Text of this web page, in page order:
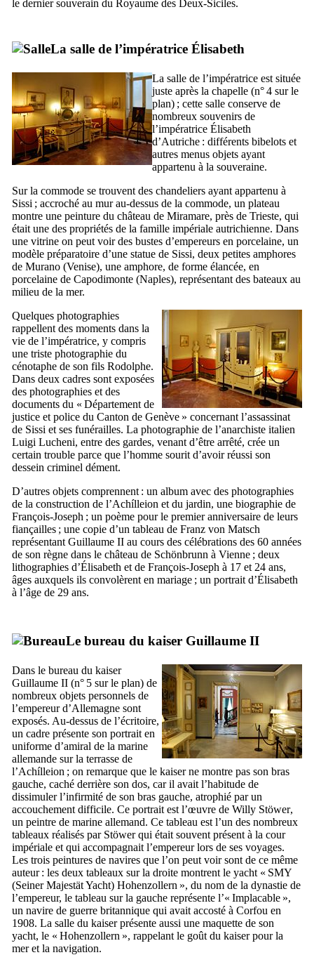
le dernier souverain du Royaume des Deux-Siciles.
La salle de l’impératrice Élisabeth
La salle de l’impératrice est située
juste après la chapelle (n° 4 sur le
plan) ; cette salle conserve de
nombreux souvenirs de
l’impératrice Élisabeth
d’Autriche : différents bibelots et
autres menus objets ayant
appartenu à la souveraine.
Sur la commode se trouvent des chandeliers ayant appartenu à
Sissi ; accroché au mur au-dessus de la commode, un plateau
montre une peinture du château de Miramare, près de Trieste, qui
était une des propriétés de la famille impériale autrichienne. Dans
une vitrine on peut voir des bustes d’empereurs en porcelaine, un
modèle préparatoire d’une statue de Sissi, deux petites amphores
de Murano (Venise), une amphore, de forme élancée, en
porcelaine de Capodimonte (Naples), représentant des bateaux au
milieu de la mer.
Quelques photographies
rappellent des moments dans la
vie de l’impératrice, y compris
une triste photographie du
cénotaphe de son fils Rodolphe.
Dans deux cadres sont exposées
des photographies et des
documents du « Département de
justice et police du Canton de Genève » concernant l’assassinat
de Sissi et ses funérailles. La photographie de l’anarchiste italien
Luigi Lucheni, entre des gardes, venant d’être arrêté, crée un
certain trouble parce que l’homme sourit d’avoir réussi son
dessein criminel dément.
D’autres objets comprennent : un album avec des photographies
de la construction de l’Achílleion et du jardin, une biographie de
François-Joseph ; un poème pour le premier anniversaire de leurs
fiançailles ; une copie d’un tableau de Franz von Matsch
représentant Guillaume II au cours des célébrations des 60 années
de son règne dans le château de Schönbrunn à Vienne ; deux
lithographies d’Élisabeth et de François-Joseph à 17 et 24 ans,
âges auxquels ils convolèrent en mariage ; un portrait d’Élisabeth
à l’âge de 29 ans.
Le bureau du kaiser Guillaume II
Dans le bureau du kaiser
Guillaume II (n° 5 sur le plan) de
nombreux objets personnels de
l’empereur d’Allemagne sont
exposés. Au-dessus de l’écritoire,
un cadre présente son portrait en
uniforme d’amiral de la marine
allemande sur la terrasse de
l’Achílleion ; on remarque que le kaiser ne montre pas son bras
gauche, caché derrière son dos, car il avait l’habitude de
dissimuler l’infirmité de son bras gauche, atrophié par un
accouchement difficile. Ce portrait est l’œuvre de Willy Stöwer,
un peintre de marine allemand. Ce tableau est l’un des nombreux
tableaux réalisés par Stöwerqui était souvent présent à la cour
impériale et qui accompagnait l’empereur lors de ses voyages.
Les trois peintures de navires que l’on peut voir sont de ce même
auteur : les deux tableaux sur la droite montrent le yacht « SMY
(Seiner Majestät Yacht) Hohenzollern », du nom de la dynastie de
l’empereur, le tableau sur la gauche représente l’« Implacable »,
un navire de guerre britannique qui avait accosté à Corfou en
1908. La salle du kaiser présente aussi une maquette de son
yacht, le « Hohenzollern », rappelant le goût du kaiser pour la
mer et la navigation.